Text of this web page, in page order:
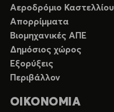
Αεροδρόμιο Καστελλίου
Απορρίμματα
Βιομηχανικές ΑΠΕ
Δημόσιος χώρος
Εξορύξεις
Περιβάλλον
ΟΙΚΟΝΟΜΙΑ